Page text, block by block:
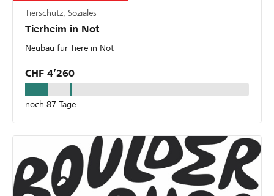
Tierschutz, Soziales
Tierheim in Not
Neubau für Tiere in Not
CHF 4’260
noch 87 Tage